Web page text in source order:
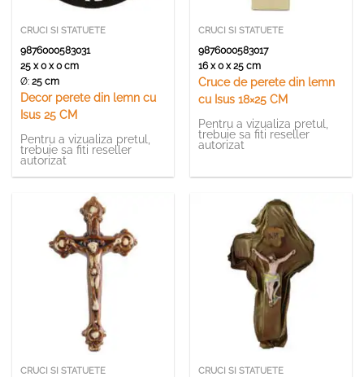
CRUCI SI STATUETE
9876000583031
25 x 0 x 0 cm
Ø:25 cm
Decor perete din lemn cu
Isus 25 CM
Pentru a vizualiza pretul,
trebuie sa fiti reseller
autorizat
CRUCI SI STATUETE
9876000583017
16 x 0 x 25 cm
Cruce de perete din lemn
cu Isus 18×25 CM
Pentru a vizualiza pretul,
trebuie sa fiti reseller
autorizat
CRUCI SI STATUETE CRUCI SI STATUETE